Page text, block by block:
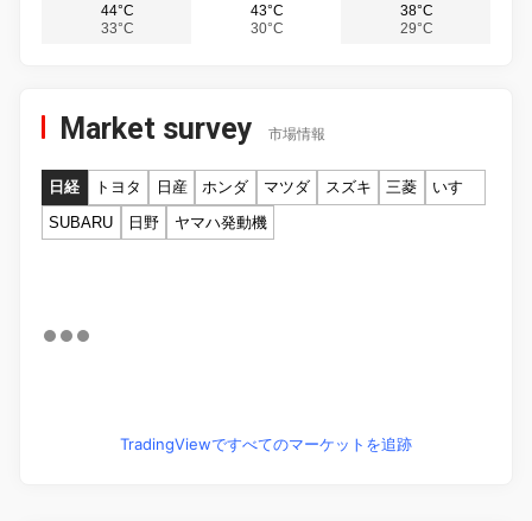
44°C
33°C
43°C
30°C
38°C
29°C
Market survey 市場情報
日経 トヨタ 日産 ホンダ マツダ スズキ 三菱
いすゞ
SUBARU
日野 ヤマハ発動機
TradingViewですべてのマーケットを追跡